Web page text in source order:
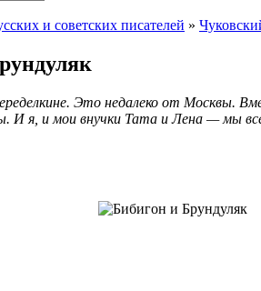
и советских писателей »
Это недалеко от Москвы.
И я, и мои внучки Тата и Лена — мы